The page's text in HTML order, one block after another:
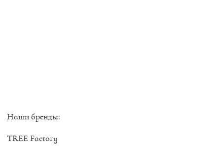
Наши бренды:
TREE Factory